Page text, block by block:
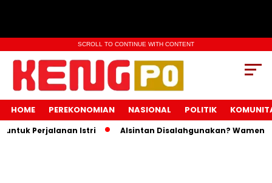
SCROLL TO CONTINUE WITH CONTENT
HOME PEREKONOMIAN NASIONAL POLITIK
Perjalanan Istri Alsintan Disalahgunakan?